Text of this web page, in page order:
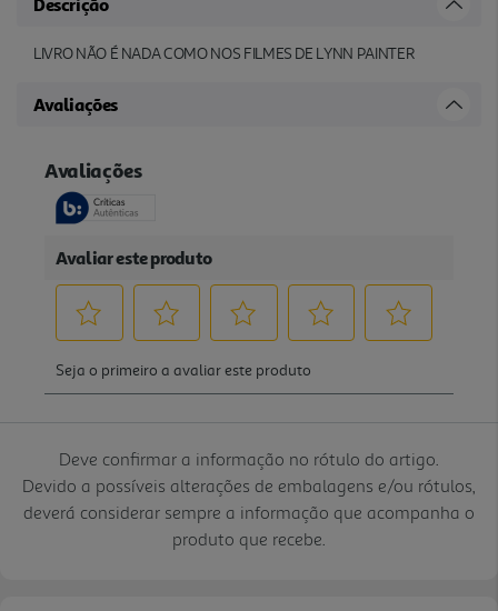
LIVRO NÃO É NADA COMO NOS FILMES DE LYNN PAINTER
Avaliações
Deve confirmar a informação no rótulo do artigo.
Devido a possíveis alterações de embalagens e/ou rótulos,
deverá considerar sempre a informação que acompanha o
produto que recebe.